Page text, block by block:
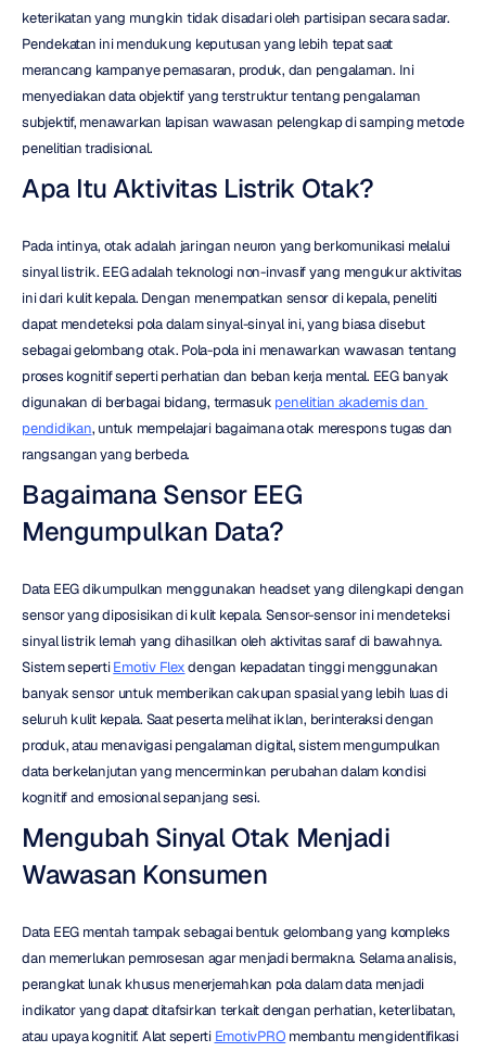
keterikatan yang mungkin tidak disadari oleh partisipan secara sadar.
Pendekatan ini mendukung keputusan yang lebih tepat saat
merancang kampanye pemasaran, produk, dan pengalaman. Ini
menyediakan data objektif yang terstruktur tentang pengalaman
subjektif, menawarkan lapisan wawasan pelengkap di samping metode
penelitian tradisional.
Apa Itu Aktivitas Listrik Otak?
Pada intinya, otak adalah jaringan neuron yang berkomunikasi melalui
sinyal listrik. EEG adalah teknologi non-invasif yang mengukur aktivitas
ini dari kulit kepala. Dengan menempatkan sensor di kepala, peneliti
dapat mendeteksi pola dalam sinyal-sinyal ini, yang biasa disebut
sebagai gelombang otak. Pola-pola ini menawarkan wawasan tentang
proses kognitif seperti perhatian dan beban kerja mental. EEG banyak
digunakan di berbagai bidang, termasuk penelitian akademis dan
pendidikan, untuk mempelajari bagaimana otak merespons tugas dan
rangsangan yang berbeda.
Bagaimana Sensor EEG
Mengumpulkan Data?
Data EEG dikumpulkan menggunakan headset yang dilengkapi dengan
sensor yang diposisikan di kulit kepala. Sensor-sensor ini mendeteksi
sinyal listrik lemah yang dihasilkan oleh aktivitas saraf di bawahnya.
Sistem seperti Emotiv Flex dengan kepadatan tinggi menggunakan
banyak sensor untuk memberikan cakupan spasial yang lebih luas di
seluruh kulit kepala. Saat peserta melihat iklan, berinteraksi dengan
produk, atau menavigasi pengalaman digital, sistem mengumpulkan
data berkelanjutan yang mencerminkan perubahan dalam kondisi
kognitif and emosional sepanjang sesi.
Mengubah Sinyal Otak Menjadi
Wawasan Konsumen
Data EEG mentah tampak sebagai bentuk gelombang yang kompleks
dan memerlukan pemrosesan agar menjadi bermakna. Selama analisis,
perangkat lunak khusus menerjemahkan pola dalam data menjadi
indikator yang dapat ditafsirkan terkait dengan perhatian, keterlibatan,
atau upaya kognitif. Alat seperti EmotivPRO membantu mengidentifikasi